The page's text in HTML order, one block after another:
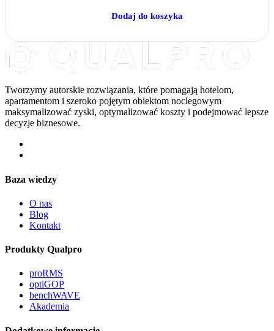
Dodaj do koszyka
Tworzymy autorskie rozwiązania, które pomagają hotelom,
apartamentom i szeroko pojętym obiektom noclegowym
maksymalizować zyski, optymalizować koszty i podejmować lepsze
decyzje biznesowe.
Baza wiedzy
O nas
Blog
Kontakt
Produkty Qualpro
proRMS
optiGOP
benchWAVE
Akademia